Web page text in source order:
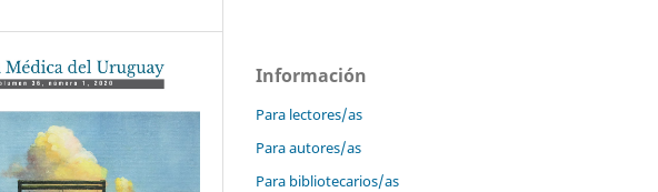
Información
Para lectores/as
Para autores/as
Para bibliotecarios/as